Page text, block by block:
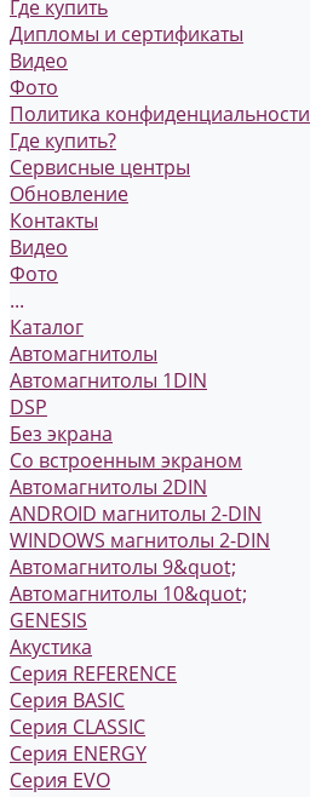
Где купить
Дипломы и сертификаты
Видео
Фото
Политика конфиденциальности
Где купить?
Сервисные центры
Обновление
Контакты
Видео
Фото
...
Каталог
Автомагнитолы
Автомагнитолы 1DIN
DSP
Без экрана
Со встроенным экраном
Автомагнитолы 2DIN
ANDROID магнитолы 2-DIN
WINDOWS магнитолы 2-DIN
Автомагнитолы 9&quot;
Автомагнитолы 10&quot;
GENESIS
Акустика
Серия REFERENCE
Серия BASIC
Серия CLASSIC
Серия ENERGY
Серия EVO